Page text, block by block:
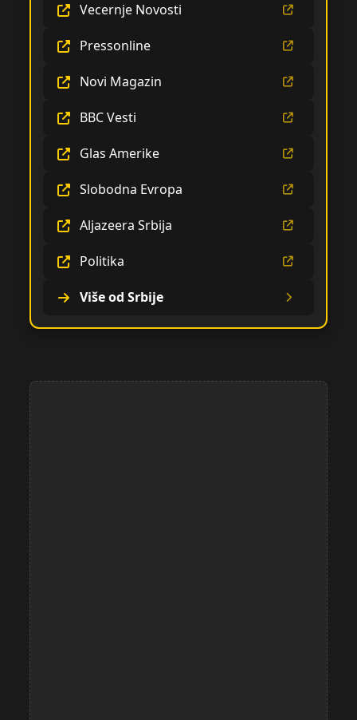
Vecernje Novosti
Pressonline
Novi Magazin
BBC Vesti
Glas Amerike
Slobodna Evropa
Aljazeera Srbija
Politika
Više od Srbije